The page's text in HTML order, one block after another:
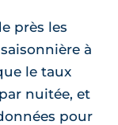
près les
à
le taux
nuitée, et
pour